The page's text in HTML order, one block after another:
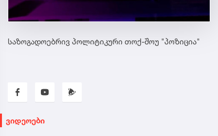
საზოგადოებრივ პოლიტიკური თოქ-შოუ "პოზიცია"
ვიდეოები